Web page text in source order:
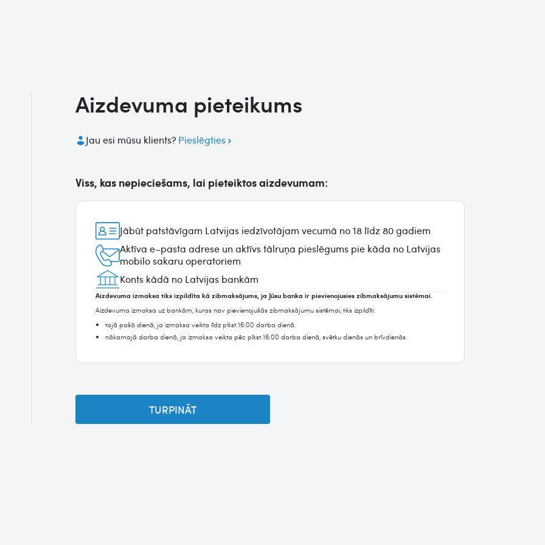
Aizdevuma pieteikums
Jau esi mūsu klients? Pieslēgties
Viss, kas nepieciešams, lai pieteiktos aizdevumam:
Jābūt patstāvīgam Latvijas iedzīvotājam vecumā no 18 līdz 80 gadiem
Aktīva e–pasta adrese un aktīvs tālruņa pieslēgums pie kāda no Latvijas
mobilo sakaru operatoriem
Konts kādā no Latvijas bankām
Aizdevuma izmaksa tiks izpildīta kā zibmaksājums, ja Jūsu banka ir pievienojusies zibmaksājumu sistēmai.
Aizdevuma izmaksa uz bankām, kuras nav pievienojušās zibmaksājumu sistēmai, tiks izpildīti:
tajā pašā dienā, ja izmaksa veikta līdz plkst.16:00 darba dienā.
nākamajā darba dienā, ja izmaksa veikta pēc plkst.16:00 darba dienā, svētku dienās un brīvdienās.
TURPINĀT